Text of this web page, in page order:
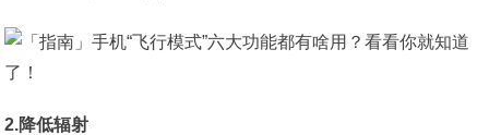
2.降低辐射